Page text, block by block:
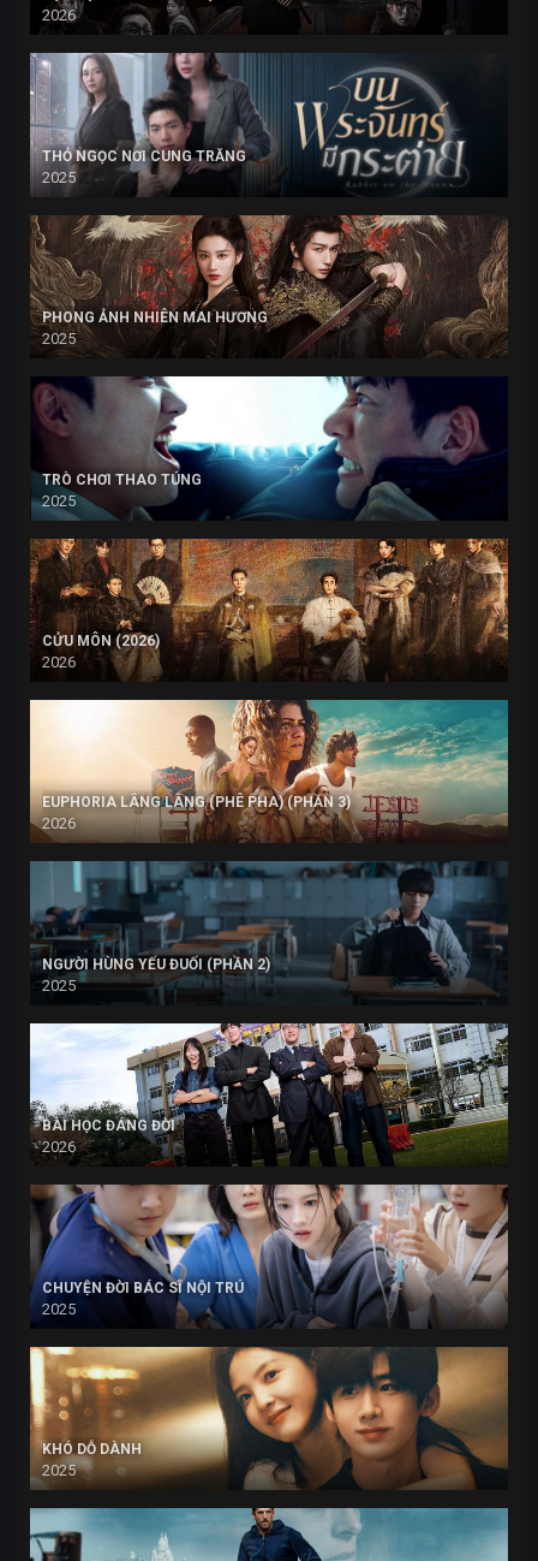
2026
THỎ NGỌC NƠI CUNG TRĂNG
2025
PHONG ẢNH NHIÊN MAI HƯƠNG
2025
TRÒ CHƠI THAO TÚNG
2025
CỬU MÔN (2026)
2026
EUPHORIA LÂNG LÂNG (PHÊ PHA) (PHẦN 3)
2026
NGƯỜI HÙNG YẾU ĐUỐI (PHẦN 2)
2025
BÀI HỌC ĐÁNG ĐỜI
2026
CHUYỆN ĐỜI BÁC SĨ NỘI TRÚ
2025
KHÓ DỖ DÀNH
2025